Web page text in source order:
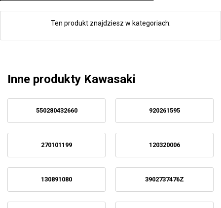
Ten produkt znajdziesz w kategoriach:
Inne produkty Kawasaki
550280432660 920261595
270101199 120320006
130891080 3902737476Z